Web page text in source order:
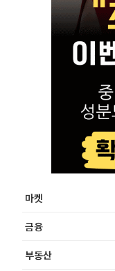
마켓
금융
부동산